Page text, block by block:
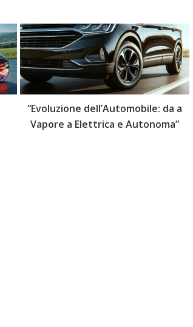
“Evoluzione dell’Automobile: da a
Vapore a Elettrica e Autonoma”